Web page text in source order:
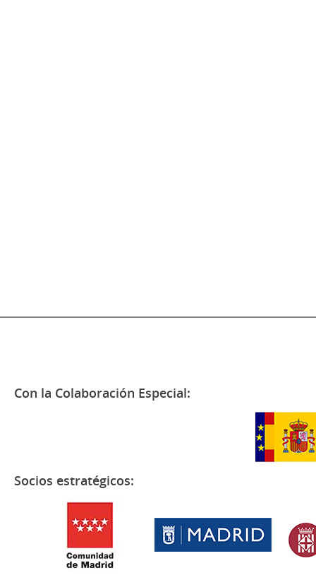
Con la Colaboración Especial:
Socios estratégicos: